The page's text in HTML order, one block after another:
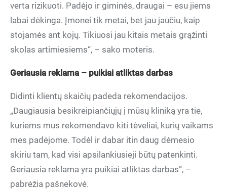
verta rizikuoti. Padėjo ir giminės, draugai – esu jiems
labai dėkinga. Įmonei tik metai, bet jau jaučiu, kaip
stojamės ant kojų. Tikiuosi jau kitais metais grąžinti
skolas artimiesiems“, – sako moteris.
Geriausia reklama – puikiai atliktas darbas
Didinti klientų skaičių padeda rekomendacijos.
„Daugiausia besikreipiančiųjų į mūsų kliniką yra tie,
kuriems mus rekomendavo kiti tėveliai, kurių vaikams
mes padėjome. Todėl ir dabar itin daug dėmesio
skiriu tam, kad visi apsilankiusieji būtų patenkinti.
Geriausia reklama yra puikiai atliktas darbas“, –
pabrėžia pašnekovė.